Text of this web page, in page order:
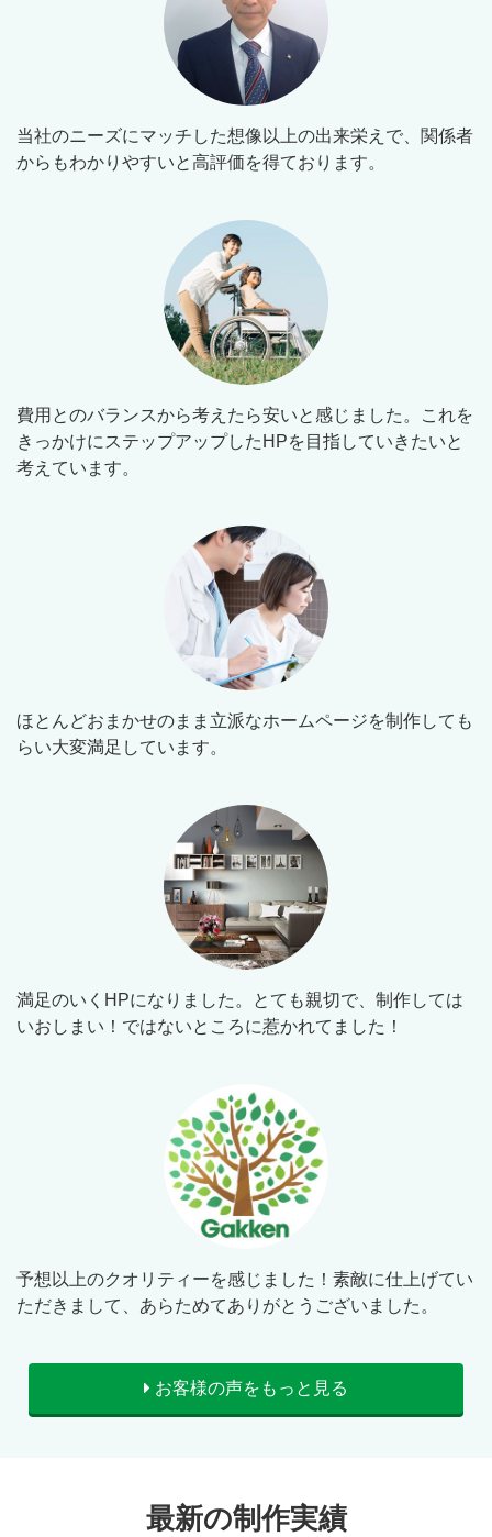
当社のニーズにマッチした想像以上の出来栄えで、関係者
からもわかりやすいと高評価を得ております。
費用とのバランスから考えたら安いと感じました。これを
きっかけにステップアップしたHPを目指していきたいと
考えています。
ほとんどおまかせのまま立派なホームページを制作しても
らい大変満足しています。
満足のいくHPになりました。とても親切で、制作しては
いおしまい！ではないところに惹かれてました！
予想以上のクオリティーを感じました！素敵に仕上げてい
ただきまして、あらためてありがとうございました。
お客様の声をもっと見る
最新の制作実績